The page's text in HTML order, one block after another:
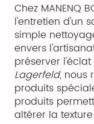
Chez MANENQ
l'entretien d'un
simple
envers
préserver
Lagerfeld, nous
produits
produits
altérer la